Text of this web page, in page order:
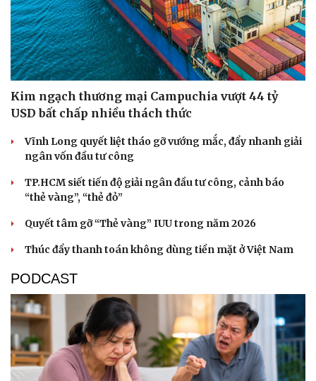
Kim ngạch thương mại Campuchia vượt 44 tỷ
USD bất chấp nhiều thách thức
Vĩnh Long quyết liệt tháo gỡ vướng mắc, đẩy nhanh giải
ngân vốn đầu tư công
TP.HCM siết tiến độ giải ngân đầu tư công, cảnh báo
“thẻ vàng”, “thẻ đỏ”
Quyết tâm gỡ “Thẻ vàng” IUU trong năm 2026
Thúc đẩy thanh toán không dùng tiền mặt ở Việt Nam
PODCAST